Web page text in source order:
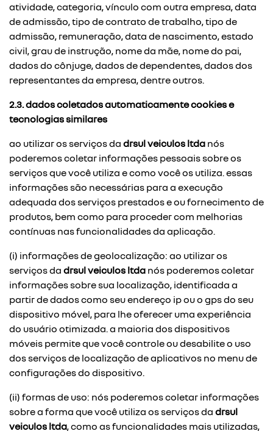
atividade, categoria, vínculo com outra empresa, data
de admissão, tipo de contrato de trabalho, tipo de
admissão, remuneração, data de nascimento, estado
civil, grau de instrução, nome da mãe, nome do pai,
dados do cônjuge, dados de dependentes, dados dos
representantes da empresa, dentre outros.
2.3. dados coletados automaticamente cookies e
tecnologias similares
ao utilizar os serviços da drsul veiculos ltda nós
poderemos coletar informações pessoais sobre os
serviços que você utiliza e como você os utiliza. essas
informações são necessárias para a execução
adequada dos serviços prestados e ou fornecimento de
produtos, bem como para proceder com melhorias
contínuas nas funcionalidades da aplicação.
(i) informações de geolocalização: ao utilizar os
serviços da drsul veiculos ltda nós poderemos coletar
informações sobre sua localização, identificada a
partir de dados como seu endereço ip ou o gps do seu
dispositivo móvel, para lhe oferecer uma experiência
do usuário otimizada. a maioria dos dispositivos
móveis permite que você controle ou desabilite o uso
dos serviços de localização de aplicativos no menu de
configurações do dispositivo.
(ii) formas de uso: nós poderemos coletar informações
sobre a forma que você utiliza os serviços da drsul
veiculos ltda, como as funcionalidades mais utilizadas,